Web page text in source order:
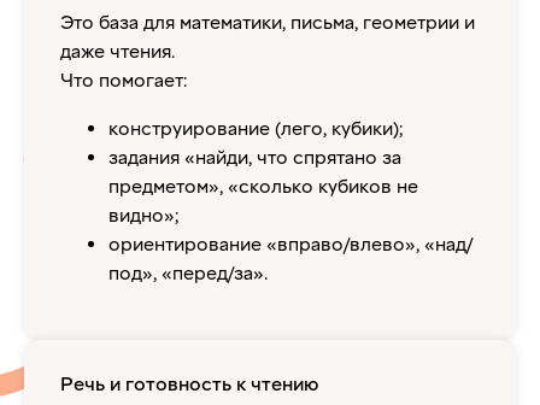
Это база для математики, письма, геометрии и
даже чтения.
Что помогает:
конструирование (лего, кубики);
задания «найди, что спрятано за
предметом», «сколько кубиков не
видно»;
ориентирование «вправо/влево», «над/
под», «перед/за».
Речь и готовность к чтению